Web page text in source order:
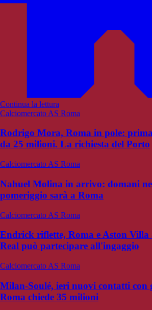
Continua la lettura
Calciomercato AS Roma
Rodrigo Mora, Roma in pole:
da 25 milioni. La richiesta del Porto
Calciomercato AS Roma
Nahuel Molina in arrivo: domani
pomeriggio sarà a Roma
Calciomercato AS Roma
Endrick riflette, Roma e Aston
Real può partecipare all'ingaggio
Calciomercato AS Roma
Milan-Soulé, ieri nuovi contatti con
Roma chiede 35 milioni